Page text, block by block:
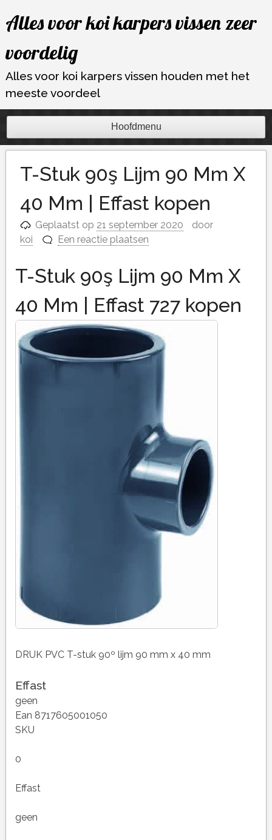
naar
inhoud
Alles voor koi karpers vissen zeer
voordelig
Alles voor koi karpers vissen houden met het
meeste voordeel
Hoofdmenu
T-Stuk 90ş Lijm 90 Mm X
40 Mm | Effast kopen
Geplaatst op 21 september 2020
door
koi
Een reactie plaatsen
T-Stuk 90ş Lijm 90 Mm X
40 Mm | Effast 727 kopen
DRUK PVC T-stuk 90º lijm 90 mm x 40 mm
Effast
geen
Ean 8717605001050
SKU
0
Effast
geen